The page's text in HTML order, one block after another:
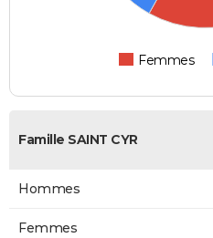
Femmes
Famille SAINT CYR
Hommes
Femmes